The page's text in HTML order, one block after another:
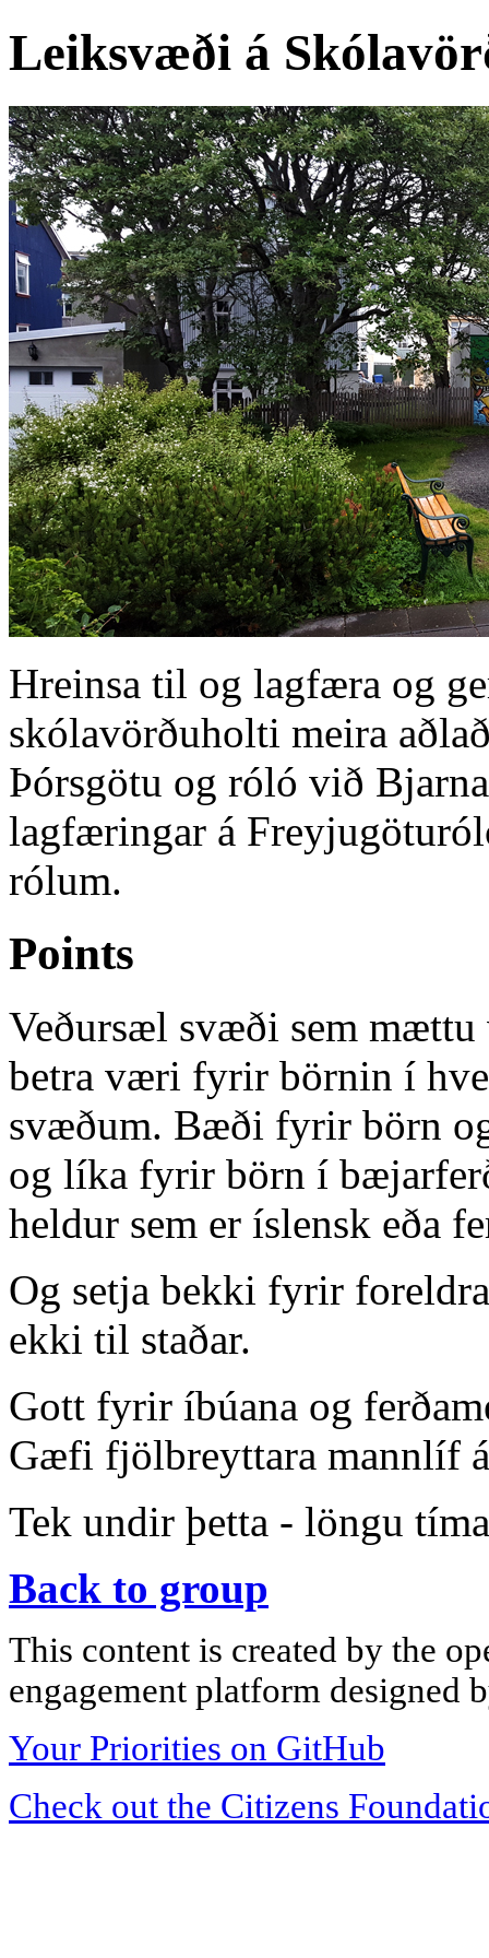
Leiksvæði á
Hreinsa til og lagfæra og
skólavörðuholti meira
Þórsgötu og róló við
lagfæringar á
rólum.
Points
Veðursæl svæði sem
betra væri fyrir börnin í
svæðum. Bæði fyrir börn
og líka fyrir börn í
heldur sem er íslensk eða
Og setja bekki fyrir
ekki til staðar.
Gott fyrir íbúana og
Gæfi fjölbreyttara mannlíf
Tek undir þetta - löngu
Back to group
This content is created by the
engagement platform designed
Your Priorities on GitHub
Check out the Citizens